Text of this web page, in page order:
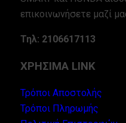
επικοινωνήσετε μαζί
Τηλ: 2106617113
ΧΡΗΣΙΜΑ LINK
Τρόποι Αποστολής
Τρόποι Πληρωμής